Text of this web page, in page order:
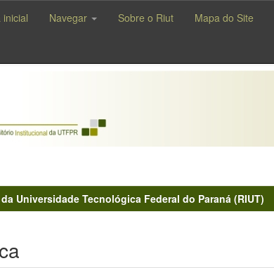
Navegar Sobre o Riut Mapa do Site
Universidade Tecnológica Federal do Paraná (RIUT)